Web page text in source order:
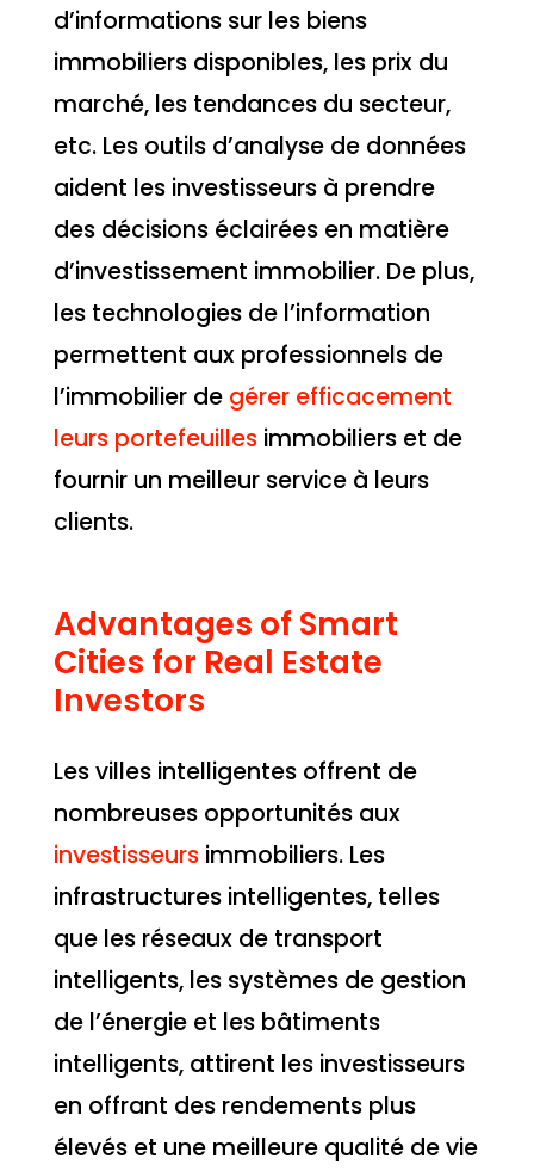
d’informations sur les biens
immobiliers disponibles, les prix du
marché, les tendances du secteur,
etc. Les outils d’analyse de données
aident les investisseurs à prendre
des décisions éclairées en matière
d’investissement immobilier. De plus,
les technologies de l’information
permettent aux professionnels de
l’immobilier de gérer efficacement
leurs portefeuillesimmobiliers et de
fournir un meilleur service à leurs
clients.
Advantages of Smart
Cities for Real Estate
Investors
Les villes intelligentes offrent de
nombreuses opportunités aux
investisseursimmobiliers. Les
infrastructures intelligentes, telles
que les réseaux de transport
intelligents, les systèmes de gestion
de l’énergie et les bâtiments
intelligents, attirent les investisseurs
en offrant des rendements plus
élevés et une meilleure qualité de vie